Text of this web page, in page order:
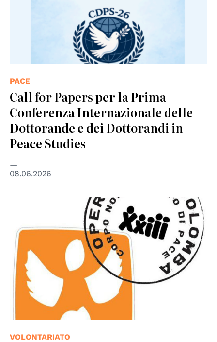
PACE
Call for Papers per la Prima
Conferenza Internazionale delle
Dottorande e dei Dottorandi in
Peace Studies
08.06.2026
© Operazione Colomba
VOLONTARIATO